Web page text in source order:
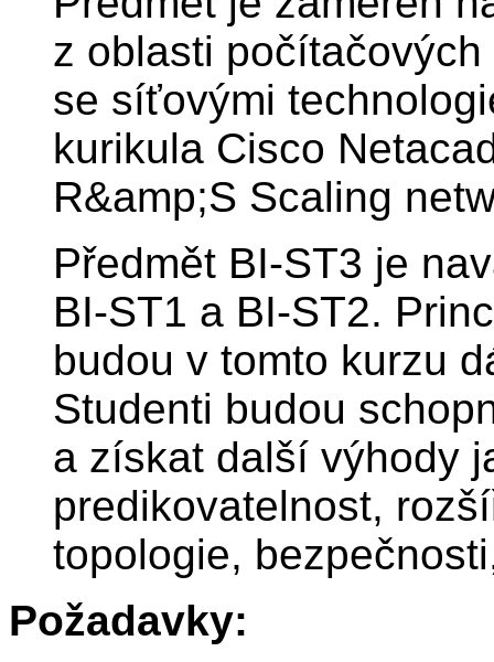
z oblasti
se síťovými
kurikula Cisco
R&amp;S Scaling
Předmět BI-ST3 je
BI-ST1 a BI-ST2.
budou v tomto kurzu
Studenti budou
a získat další výhody
predikovatelnost,
topologie,
Požadavky: